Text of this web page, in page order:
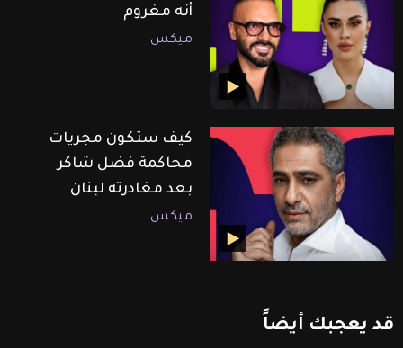
أنه مغروم
ميكس
كيف ستكون مجريات
محاكمة فضل شاكر
بعد مغادرته لبنان
ميكس
قد يعجبك أيضاً